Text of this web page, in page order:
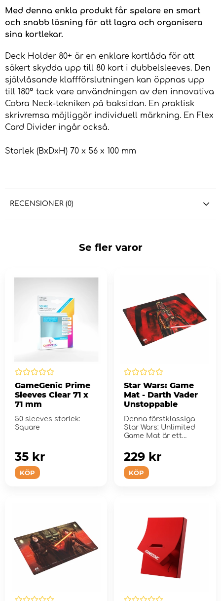
Med denna enkla produkt får spelare en smart
och snabb lösning för att lagra och organisera
sina kortlekar.
Deck Holder 80+ är en enklare kortlåda för att
säkert skydda upp till 80 kort i dubbelsleeves. Den
självlåsande klaffförslutningen kan öppnas upp
till 180° tack vare användningen av den innovativa
Cobra Neck-tekniken på baksidan. En praktisk
skrivremsa möjliggör individuell märkning. En Flex
Card Divider ingår också.
Storlek (BxDxH) 70 x 56 x 100 mm
RECENSIONER (0)
Se fler varor
GameGenic Prime
Sleeves Clear 71 x
71 mm
50 sleeves storlek:
Square
KÖP
35 kr
Star Wars: Game
Mat - Darth Vader
Unstoppable
Denna förstklassiga
Star Wars: Unlimited
Game Mat är ett
KÖP
229 kr